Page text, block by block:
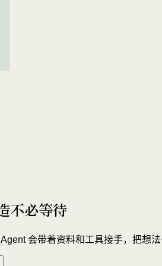
不必等待
会带着资料和工具接手，把想法